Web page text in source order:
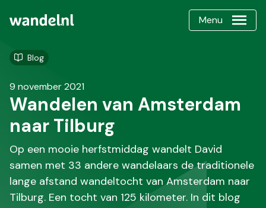
Menu
Blog
9 november 2021
Wandelen van Amsterdam
naar Tilburg
Op een mooie herfstmiddag wandelt David
samen met 33 andere wandelaars de traditionele
lange afstand wandeltocht van Amsterdam naar
Tilburg. Een tocht van 125 kilometer. In dit blog